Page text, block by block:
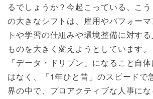
るでしょうか？今起こっている、こ
の大きなシフトは、雇用やパフォー
トや学習の仕組みや環境整備に対す
ものを大きく変えようとしています。
「データ・ドリブン」になること自
はなく、「1年ひと昔」のスピードで
界の中で、プロアクティブな人事に